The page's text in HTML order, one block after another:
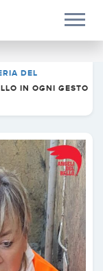
DEL
IN OGNI GESTO